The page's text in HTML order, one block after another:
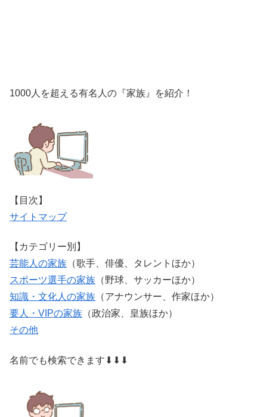
1000人を超える有名人の『家族』を紹介！
【目次】
サイトマップ
【カテゴリー別】
芸能人の家族 （歌手、俳優、タレントほか）
スポーツ選手の家族 （野球、サッカーほか）
知識・文化人の家族 （アナウンサー、作家ほか）
要人・VIPの家族 （政治家、皇族ほか）
その他
名前でも検索できます⬇⬇⬇